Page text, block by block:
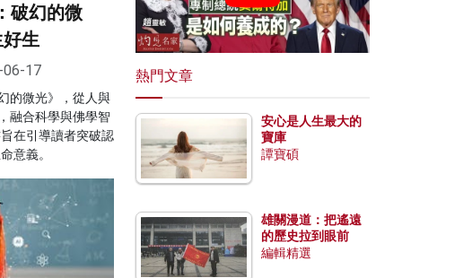
破幻的微
生
17
的微光》，從人與
融合科學與佛學智
在引導讀者突破認
意義。
熱門文章
安心是人生最大的
寶庫
譚寶碩
雄關漫道：把遙遠
的歷史拉到眼前
編輯精選